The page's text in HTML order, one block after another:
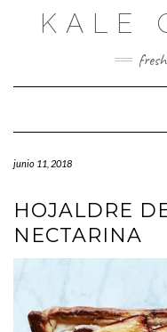
KALE
junio 11, 2018
HOJALDRE
NECTARINA